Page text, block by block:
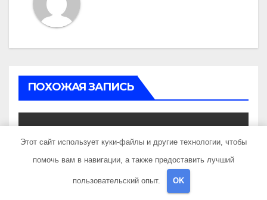
ПОХОЖАЯ ЗАПИСЬ
UNCATEGORISED
Состав и биография
российской поп-группы
Этот сайт использует куки-файлы и другие технологии, чтобы
помочь вам в навигации, а также предоставить лучший
пользовательский опыт. OK